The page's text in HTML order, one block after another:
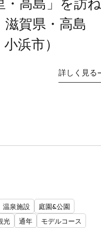
賀県・高島
浜市）
詳しく見る
温泉施設
庭園&公園
光 通年
モデルコース